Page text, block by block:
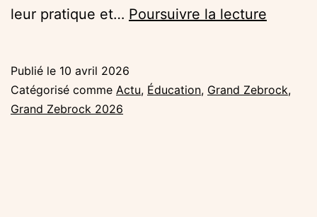
leur pratique et… Poursuivre la lecture
:
Publié le 10 avril 2026
Catégorisé comme Actu, Éducation, Grand Zebrock,
Grand Zebrock 2026